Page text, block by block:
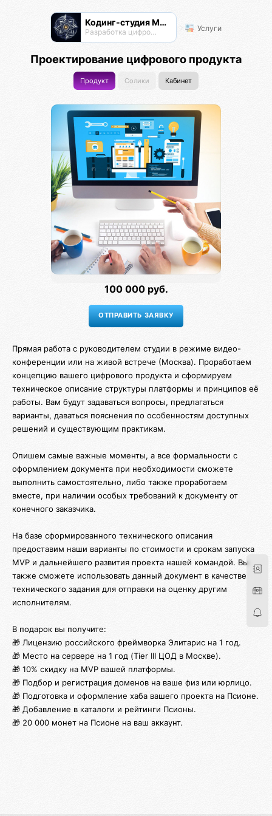
Кодинг-студия Магнатор
Разработка цифровых продуктов Услуги
Проектирование цифрового продукта
Продукт Солики Кабинет
100 000 руб.
Прямая работа с руководителем студии в режиме видео-
конференции или на живой встрече (Москва). Проработаем
концепцию вашего цифрового продукта и сформируем
техническое описание структуры платформы и принципов её
работы. Вам будут задаваться вопросы, предлагаться
варианты, даваться пояснения по особенностям доступных
решений и существующим практикам.
Опишем самые важные моменты, а все формальности с
оформлением документа при необходимости сможете
выполнить самостоятельно, либо также проработаем
вместе, при наличии особых требований к документу от
конечного заказчика.
На базе сформированного технического описания
предоставим наши варианты по стоимости и срокам запуска
MVP и дальнейшего развития проекта нашей командой. Вы
также сможете использовать данный документ в качестве
технического задания для отправки на оценку другим
исполнителям.
В подарок вы получите:
🎁 Лицензию российского фреймворка Элитарис на 1 год.
🎁 Место на сервере на 1 год (Tier III ЦОД в Москве).
🎁 10% скидку на MVP вашей платформы.
🎁 Подбор и регистрация доменов на ваше физ или юрлицо.
🎁 Подготовка и оформление хаба вашего проекта на Псионе.
🎁 Добавление в каталоги и рейтинги Псионы.
🎁 20 000 монет на Псионе на ваш аккаунт.